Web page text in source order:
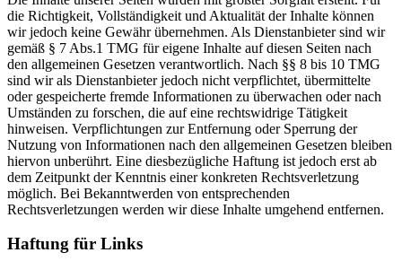
die Richtigkeit, Vollständigkeit und Aktualität der Inhalte können
wir jedoch keine Gewähr übernehmen. Als Dienstanbieter sind wir
gemäß § 7 Abs.1 TMG für eigene Inhalte auf diesen Seiten nach
den allgemeinen Gesetzen verantwortlich. Nach §§ 8 bis 10 TMG
sind wir als Dienstanbieter jedoch nicht verpflichtet, übermittelte
oder gespeicherte fremde Informationen zu überwachen oder nach
Umständen zu forschen, die auf eine rechtswidrige Tätigkeit
hinweisen. Verpflichtungen zur Entfernung oder Sperrung der
Nutzung von Informationen nach den allgemeinen Gesetzen bleiben
hiervon unberührt. Eine diesbezügliche Haftung ist jedoch erst ab
dem Zeitpunkt der Kenntnis einer konkreten Rechtsverletzung
möglich. Bei Bekanntwerden von entsprechenden
Rechtsverletzungen werden wir diese Inhalte umgehend entfernen.
Haftung für Links